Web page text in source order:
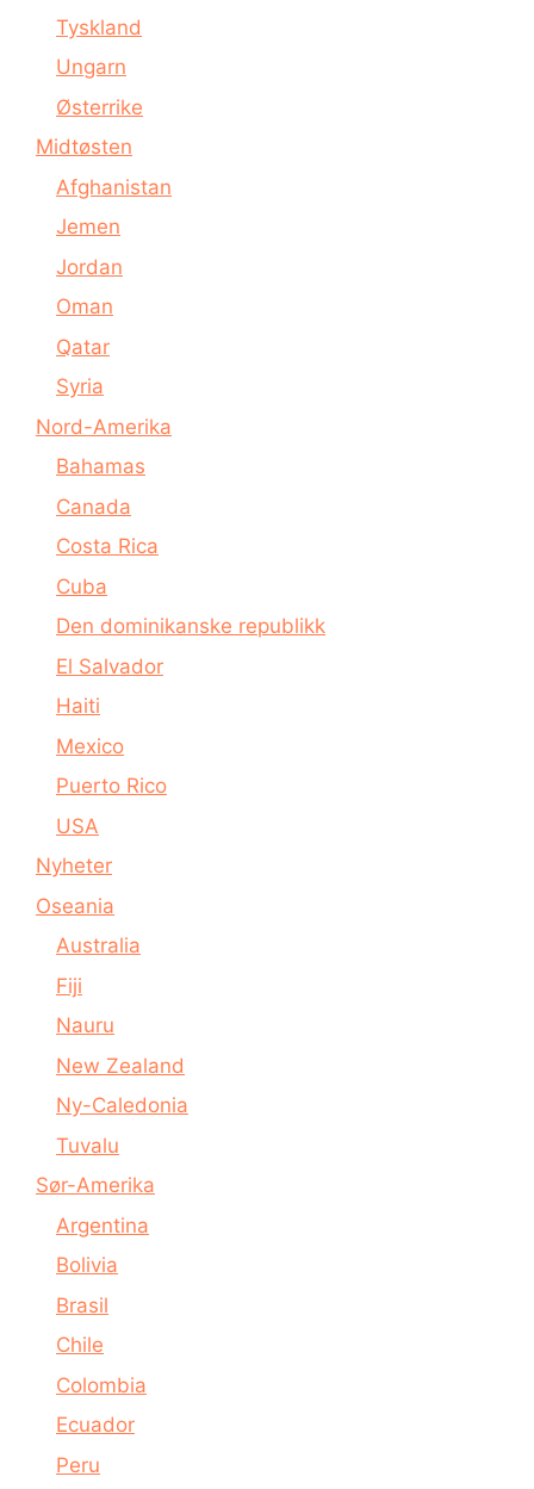
Tyskland
Ungarn
Østerrike
Midtøsten
Afghanistan
Jemen
Jordan
Oman
Qatar
Syria
Nord-Amerika
Bahamas
Canada
Costa Rica
Cuba
Den dominikanske republikk
El Salvador
Haiti
Mexico
Puerto Rico
USA
Nyheter
Oseania
Australia
Fiji
Nauru
New Zealand
Ny-Caledonia
Tuvalu
Sør-Amerika
Argentina
Bolivia
Brasil
Chile
Colombia
Ecuador
Peru